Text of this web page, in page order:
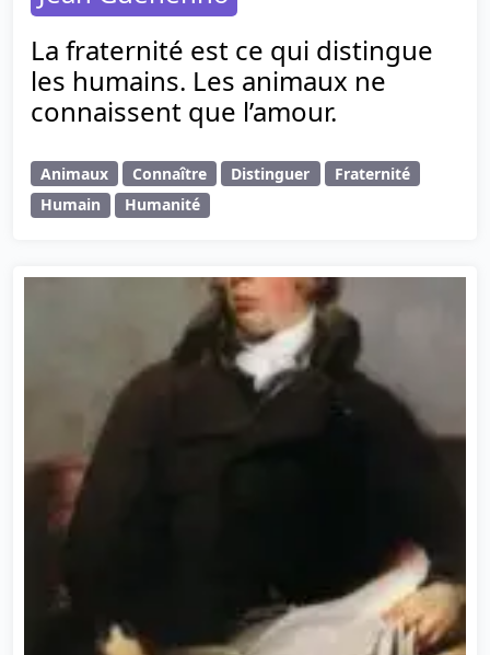
La fraternité est ce qui distingue
les humains. Les animaux ne
connaissent que l’amour.
Animaux Connaître Distinguer
Fraternité
Humain
Humanité